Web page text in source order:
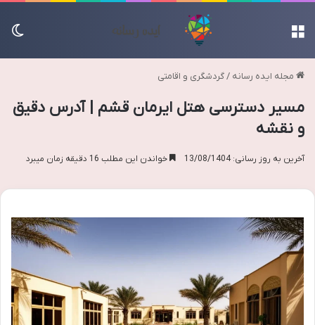
مجله ایده رسانه /گردشگری و اقامتی
مسیر دسترسی هتل ایرمان قشم | آدرس دقیق
و نقشه
آخرین به روز رسانی: 13/08/1404 خواندن این مطلب 16 دقیقه زمان میبرد